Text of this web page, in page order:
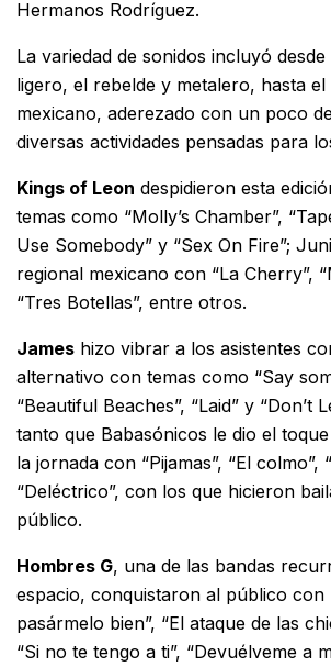
Hermanos Rodríguez.
La variedad de sonidos incluyó
ligero, el rebelde y metalero, hasta
mexicano, aderezado con un poco
diversas actividades pensadas para
Kings of Leon despidieron esta
temas como “Molly’s Chamber”, “
Use Somebody” y “Sex On Fire”;
regional mexicano con “La Cherry”,
“Tres Botellas”, entre otros.
James hizo vibrar a los asistentes
alternativo con temas como “Say
“Beautiful Beaches”, “Laid” y “Don’t
tanto que Babasónicos le dio el
la jornada con “Pijamas”, “El colmo”,
“Deléctrico”, con los que hicieron
público.
Hombres G, una de las bandas
espacio, conquistaron al público con
pasármelo bien”, “El ataque de las
“Si no te tengo a ti”, “Devuélveme a